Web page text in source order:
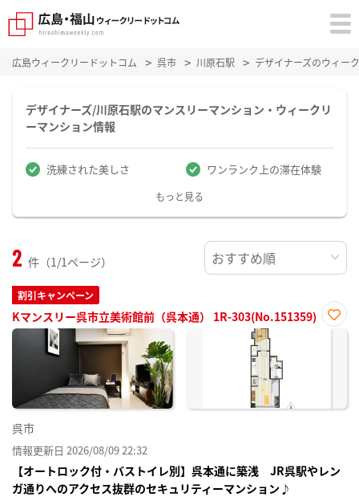
広島ウィークリードットコム 呉市 川原石駅 デザイナーズのウィー
デザイナーズ/川原石駅のマンスリーマンション・ウィークリ
ーマンション情報
洗練された美しさ ワンランク上の滞在体験
もっと見る
2 件（1/1ページ）
割引キャンペーン
Kマンスリー呉市立美術館前（呉本通） 1R-303(No.151359)
お気
呉市
情報更新日 2026/08/09 22:32
【オートロック付・バストイレ別】呉本通に築浅 JR呉駅やレン
ガ通りへのアクセス抜群のセキュリティーマンション♪